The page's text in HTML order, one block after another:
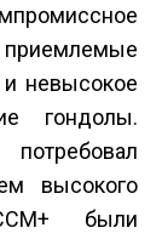
и невысокое
гондолы.
высокого
были